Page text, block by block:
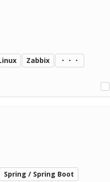
Zabbix ・・・
Spring / Spring Boot